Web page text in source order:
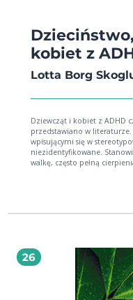
kobiet z
Lotta Borg
Dziewcząt i kobiet z ADHD
przedstawiano w literaturze.
wpisującymi się w
niezidentyfikowane.
walkę, często pełną
zdiagnozowano ADHD lub
Jim, której misją jest
autystycznych, z ADHD i
człowiek może realizować
diagnoz, edukuje kilkaset
szkolenia i konferencje dla
26